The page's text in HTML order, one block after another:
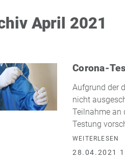
April 2021
Corona-
Aufgrund der
nicht
Teilnahme an
Testung
WEITERLESEN
28.04.2021